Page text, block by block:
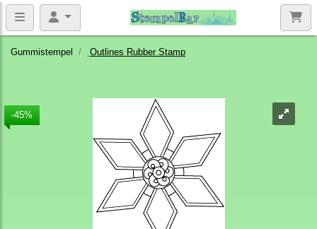
Gummistempel Outlines Rubber Stamp
-45%